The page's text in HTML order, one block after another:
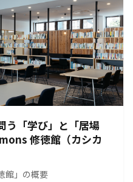
う「学び」と「居場
修徳館（カシカ
館」の概要